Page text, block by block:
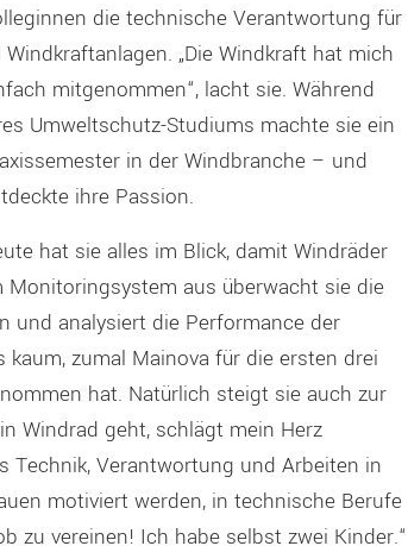
die technische Verantwortung für
Windkraftanlagen. „Die Windkraft hat mich
mitgenommen“, lacht sie. Während
Umweltschutz-Studiums machte sie ein
in der Windbranche – und
ihre Passion.
hat sie alles im Blick, damit Windräder
aus überwacht sie die
und analysiert die Performance der
zumal Mainova für die ersten drei
hat. Natürlich steigt sie auch zur
Windrad geht, schlägt mein Herz
Technik, Verantwortung und Arbeiten in
motiviert werden, in technische Berufe
zu vereinen! Ich habe selbst zwei Kinder.“